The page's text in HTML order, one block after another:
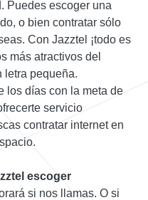
Puedes escoger una
o bien contratar sólo
Con Jazztel ¡todo es
más atractivos del
letra pequeña.
los días con la meta de
servicio
contratar internet en
escoger
si nos llamas. O si